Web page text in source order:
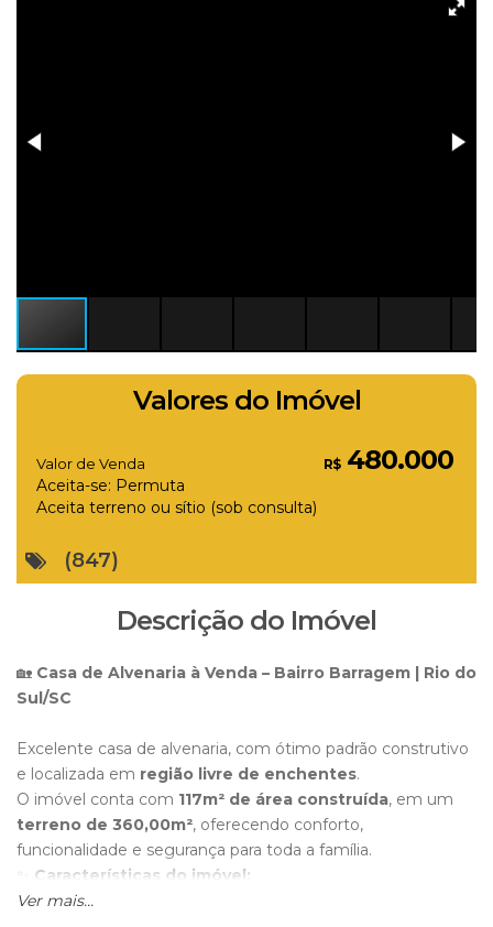
Valores do Imóvel
R$480.000
Valor de Venda
Aceita-se: Permuta
Aceita terreno ou sítio (sob consulta)
(847)
Descrição do Imóvel
🏡 Casa de Alvenaria à Venda – Bairro Barragem | Rio do
Sul/SC
Excelente casa de alvenaria, com ótimo padrão construtivo
e localizada em região livre de enchentes.
O imóvel conta com 117m² de área construída, em um
terreno de 360,00m², oferecendo conforto,
funcionalidade e segurança para toda a família.
Características do imóvel:
Revestimento em
Ver mais...